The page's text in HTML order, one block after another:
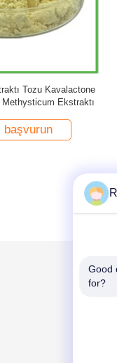
Saf Ginkgo
Flavonlar 24%
Good
for?